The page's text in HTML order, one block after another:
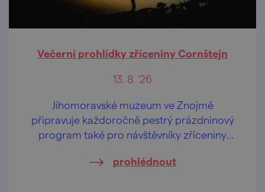
Večerní prohlídky zříceniny Cornštejn
13. 8. '26
Jihomoravské muzeum ve Znojmě
připravuje každoročně pestrý prázdninový
program také pro návštěvníky zříceniny
prohlédnout